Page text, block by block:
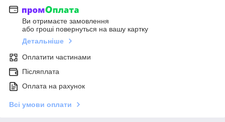
Ви отримаєте замовлення
або гроші повернуться на вашу картку
Детальніше
Оплатити частинами
Післяплата
Оплата на рахунок
Всі умови оплати